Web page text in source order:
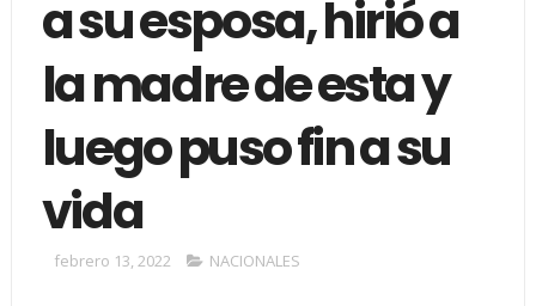
a su esposa, hirió a
la madre de esta y
luego puso fin a su
vida
febrero 13, 2022 NACIONALES